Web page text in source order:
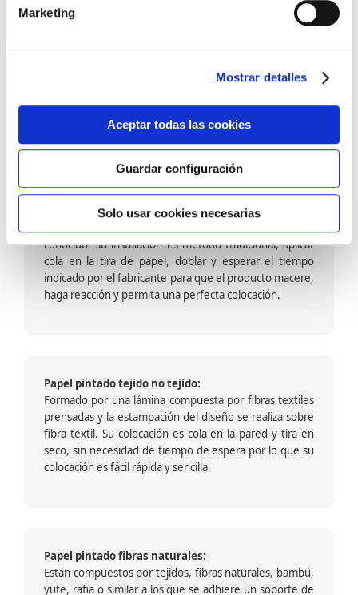
Marketing
Mostrar detalles
Aceptar todas las cookies
Guardar configuración
Solo usar cookies necesarias
barniz multiadherente en base agua. En zonas de
fuegos, se recomienda proteger con placas, silestone,
dado que el frotar en exceso dañaría el papel. Su
colocación es cola en la pared y tira en seco, sin
colocación es fácil rápida y sencilla.
Papel pintado calidad papel:
Formado por una capa de papel sobre un soporte de
conocido. Su instalación es método tradicional, aplicar
cola en la tira de papel, doblar y esperar el tiempo
indicado por el fabricante para que el producto macere,
haga reacción y permita una perfecta colocación.
Papel pintado tejido no tejido:
Formado por una lámina compuesta por fibras textiles
prensadas y la estampación del diseño se realiza sobre
fibra textil. Su colocación es cola en la pared y tira en
seco, sin necesidad de tiempo de espera por lo que su
colocación es fácil rápida y sencilla.
Papel pintado fibras naturales:
Están compuestos por tejidos, fibras naturales, bambú,
yute, rafia o similar a los que se adhiere un soporte de